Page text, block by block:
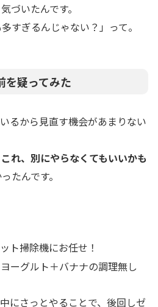
づいたんです。
すぎるんじゃない？」って。
を疑ってみた
るから見直す機会があまりない
これ、別にやらなくてもいいかも
たんです。
掃除機にお任せ！
グルト＋バナナの調理無し
さっとやることで、後回しゼ